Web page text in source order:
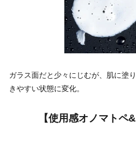
ガラス面だと少々にじむが、肌に塗
きやすい状態に変化。
【使用感オノマトペ